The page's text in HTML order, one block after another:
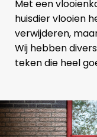
Met een
huisdier vlooien
verwijderen,
Wij hebben
teken die heel